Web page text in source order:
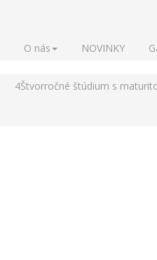
O nás NOVINKY
4Štvorročné štúdium s